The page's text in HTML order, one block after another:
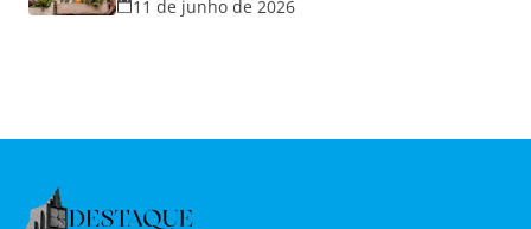
Namorados
11 de junho de 2026